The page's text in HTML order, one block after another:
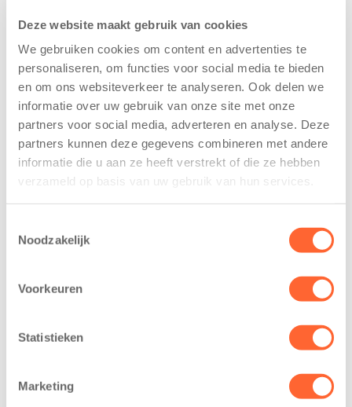
Deze website maakt gebruik van cookies
We gebruiken cookies om content en advertenties te
personaliseren, om functies voor social media te bieden
en om ons websiteverkeer te analyseren. Ook delen we
informatie over uw gebruik van onze site met onze
partners voor social media, adverteren en analyse. Deze
partners kunnen deze gegevens combineren met andere
informatie die u aan ze heeft verstrekt of die ze hebben
verzameld op basis van uw gebruik van hun services.
Noodzakelijk
Voorkeuren
Statistieken
Marketing
Kinderen BSO
De
Westerburcht
trainen alvast
voor Kids First
Mini 4 Mijl
7 augustus 2026
Eelde, 6 augustus
2026 – Kinderen
Westerburcht in
kregen een…
Kids First
tekent
koopcontract
voor nieuw
kindcentrum in
wijk Wiarda in
Leeuwarden
11 juni 2026
Leeuwarden –
belangrijke stap
de wijk Wiarda in
Leeuwarden Zuid.